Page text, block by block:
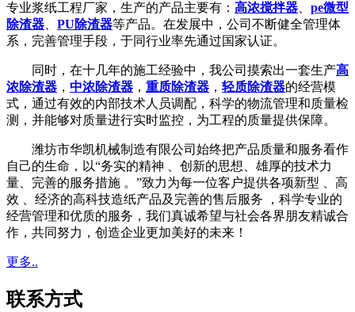
专业浆纸工程厂家，生产的产品主要有： 高浓搅拌器、 pe微型
除渣器、 PU除渣器等产品。在发展中，公司不断健全管理体
系，完善管理手段，于同行业率先通过国家认证。
同时，在十几年的施工经验中，我公司摸索出一套生产高
浓除渣器 ， 中浓除渣器 ， 重质除渣器 ， 轻质除渣器的经营模
式，通过有效的内部技术人员调配，科学的物流管理和质量检
测，并能够对质量进行实时监控，为工程的质量提供保障。
潍坊市华凯机械制造有限公司始终把产品质量和服务看作
自己的生命，以“务实的精神 、创新的思想、雄厚的技术力
量、完善的服务措施 。”致力为每一位客户提供各项新型 、高
效 、经济的高科技造纸产品及完善的售后服务 ，科学专业的
经营管理和优质的服务，我们真诚希望与社会各界朋友精诚合
作，共同努力，创造企业更加美好的未来！
更多..
联系方式